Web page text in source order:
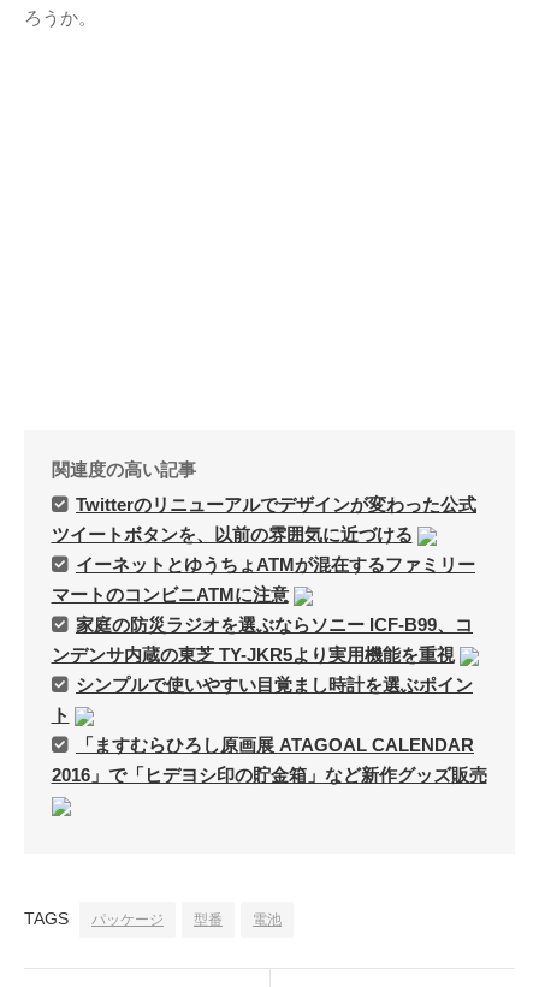
Page（Facebook）
S.H.A.D.O. Research
Labs
THE ART OF
UFO（Facebook）
Anderson Japanese
Information
特撮 プロップス 倉庫
ペンギン貿易
ムラタ有子
GALLERY SIDE
ろうか。
関連度の高い記事
Twitterのリニューアルでデザインが変わった公式
ツイートボタンを、以前の雰囲気に近づける
イーネットとゆうちょATMが混在するファミリー
マートのコンビニATMに注意
家庭の防災ラジオを選ぶならソニー ICF-B99、コ
ンデンサ内蔵の東芝 TY-JKR5より実用機能を重視
シンプルで使いやすい目覚まし時計を選ぶポイン
ト
「ますむらひろし原画展 ATAGOAL CALENDAR
2016」で「ヒデヨシ印の貯金箱」など新作グッズ販売
TAGS パッケージ 型番 電池